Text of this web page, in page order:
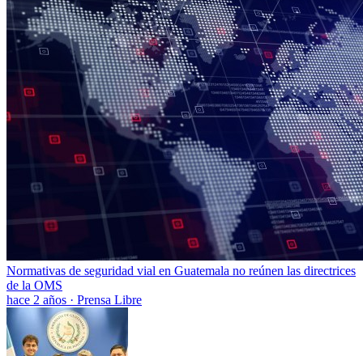
Normativas de seguridad vial en Guatemala no reúnen las directrices
de la OMS
hace 2 años · Prensa Libre